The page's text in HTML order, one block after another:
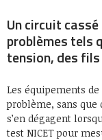
Un circuit
problèmes tels
tension, des
Les équipements
problème, sans
s’en dégagent
test NICET pour